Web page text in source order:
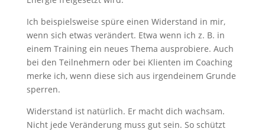
Ich beispielsweise spüre einen Widerstand in mir,
wenn sich etwas verändert. Etwa wenn ich z. B. in
einem Training ein neues Thema ausprobiere. Auch
bei den Teilnehmern oder bei Klienten im Coaching
merke ich, wenn diese sich aus irgendeinem Grunde
sperren.
Widerstand ist natürlich. Er macht dich wachsam.
Nicht jede Veränderung muss gut sein. So schützt